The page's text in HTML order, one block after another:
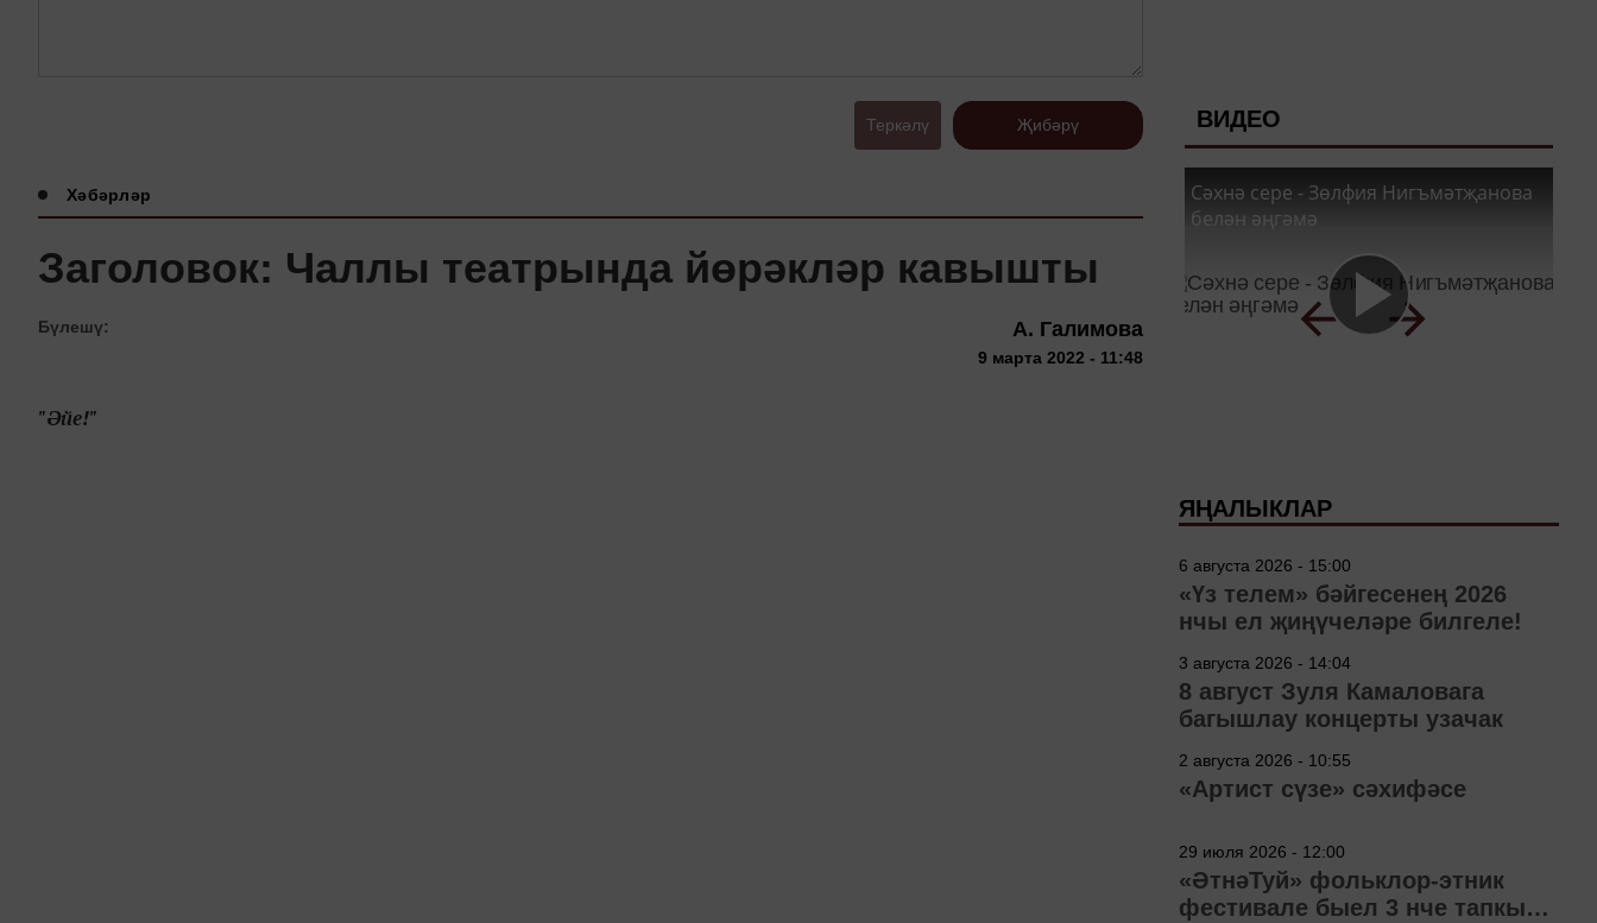
Теркәлү Җибәрү
Хәбәрләр
Заголовок: Чаллы театрында йөрәкләр кавышты
Бүлешү: А. Галимова
9 марта 2022 - 11:48
"Әйе!"
ВИДЕО
Сәхнә сере - Зөлфия Нигъмәтҗанова
белән әңгәмә
ЯҢАЛЫКЛАР
6 августа 2026 - 15:00
«Үз телем» бәйгесенең 2026
нчы ел җиңүчеләре билгеле!
3 августа 2026 - 14:04
8 август Зуля Камаловага
багышлау концерты узачак
2 августа 2026 - 10:55
«Артист сүзе» сәхифәсе
29 июля 2026 - 12:00
«ӘтнәТуй» фольклор-этник
фестивале быел 3 нче тапкыр